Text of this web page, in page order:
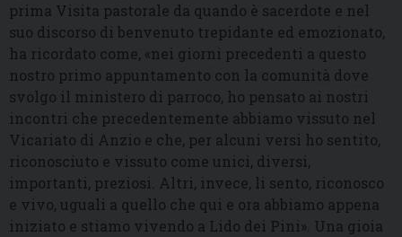
prima Visita pastorale da quando è sacerdote e nel
suo discorso di benvenuto trepidante ed emozionato,
ha ricordato come, «nei giorni precedenti a questo
nostro primo appuntamento con la comunità dove
svolgo il ministero di parroco, ho pensato ai nostri
incontri che precedentemente abbiamo vissuto nel
Vicariato di Anzio e che, per alcuni versi ho sentito,
riconosciuto e vissuto come unici, diversi,
importanti, preziosi. Altri, invece, li sento, riconosco
e vivo, uguali a quello che qui e ora abbiamo appena
iniziato e stiamo vivendo a Lido dei Pini». Una gioia